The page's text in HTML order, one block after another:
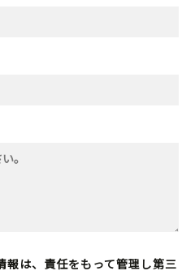
報は、責任をもって管理し第三